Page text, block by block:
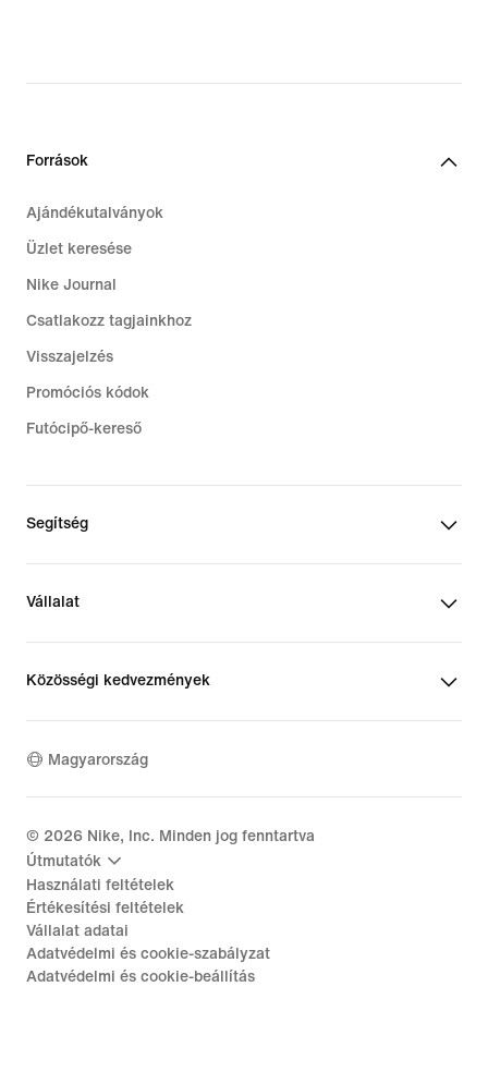
Források
Ajándékutalványok
Üzlet keresése
Nike Journal
Csatlakozz tagjainkhoz
Visszajelzés
Promóciós kódok
Futócipő-kereső
Segítség
Vállalat
Közösségi kedvezmények
Magyarország
© 2026 Nike, Inc. Minden jog fenntartva
Útmutatók
Használati feltételek
Értékesítési feltételek
Vállalat adatai
Adatvédelmi és cookie-szabályzat
Adatvédelmi és cookie-beállítás